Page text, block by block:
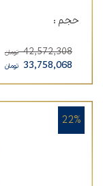
حجم :
42,572,308 تومان
33,758,068 تومان
22%